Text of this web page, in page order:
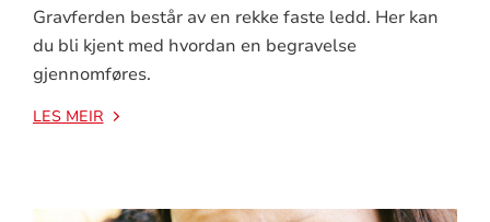
Gravferden består av en rekke faste ledd. Her kan
du bli kjent med hvordan en begravelse
gjennomføres.
LES MEIR